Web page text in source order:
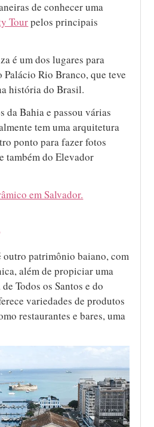
de conhecer uma
Tourpelos principais
é um dos lugares para
Palácio Rio Branco, que teve
história do Brasil.
da Bahia e passou várias
tem uma arquitetura
ponto para fazer fotos
também do Elevador
em Salvador.
patrimônio baiano, com
além de propiciar uma
Todos os Santos e do
variedades de produtos
restaurantes e bares, uma